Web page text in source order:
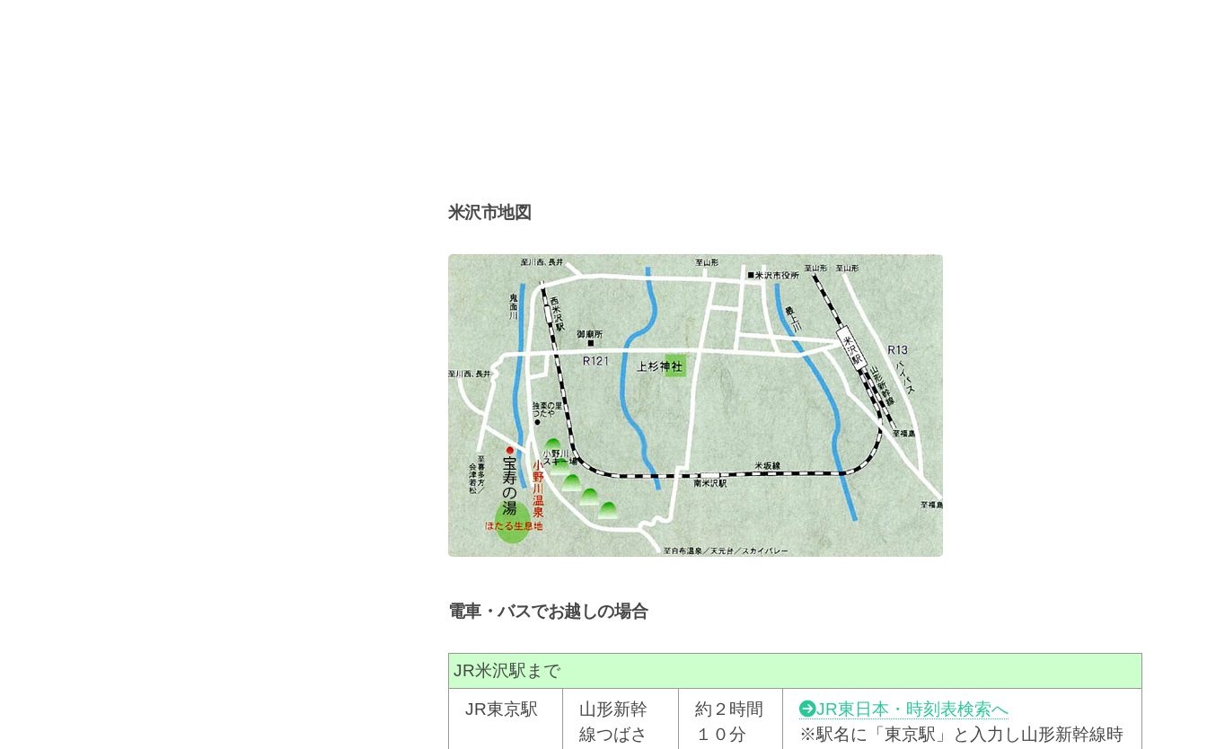
米沢市地図
電車・バスでお越しの場合
JR米沢駅まで
JR東京駅
山形新幹
線つばさ
約２時間
１０分
JR東日本・時刻表検索へ
※駅名に「東京駅」と入力し山形新幹線時